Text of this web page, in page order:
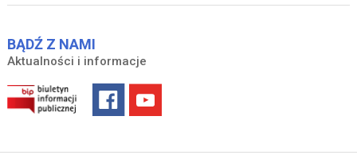
BĄDŹ Z NAMI
Aktualności i informacje